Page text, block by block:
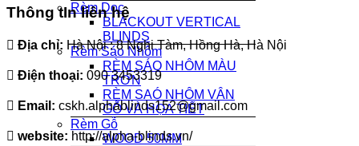
Rèm Dọc
BLACKOUT VERTICAL
BLINDS
Rèm Sáo Nhôm
RÈM SÁO NHÔM MÀU
TRƠN
RÈM SAÓ NHÔM VÂN
GỖ VÀ HỌA TIẾT
Rèm Gỗ
WOOD 50MM
Thông tIn liên hệ
Địa chỉ: Hà Nội : 8 Nghi Tàm, Hồng Hà, Hà Nội
Điện thoại: 090 3453319
Email: cskh.alphablinds152@gmail.com
website: http://alpha-blinds.vn/